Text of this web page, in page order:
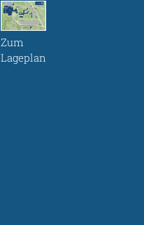
Zum
Lageplan